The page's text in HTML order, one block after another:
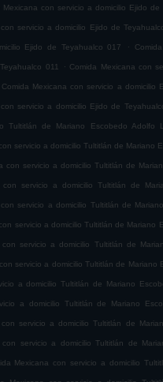
Mexicana con servicio a domicilio Ejido
servicio a domicilio Ejido de
Ejido de Teyahualco 017 .
011 . Comida Mexicana con
Comida Mexicana con servicio a domicilio
servicio a domicilio Ejido de
Tultitlán de Mariano Escobedo Adolfo
servicio a domicilio Tultitlán de Mariano
con servicio a domicilio Tultitlán de
con servicio a domicilio Tultitlán de
servicio a domicilio Tultitlán de
servicio a domicilio Tultitlán de Mariano
con servicio a domicilio Tultitlán de
servicio a domicilio Tultitlán de Mariano
a domicilio Tultitlán de Mariano
a domicilio Tultitlán de Mariano
con servicio a domicilio Tultitlán de
con servicio a domicilio Tultitlán de
Mexicana con servicio a domicilio